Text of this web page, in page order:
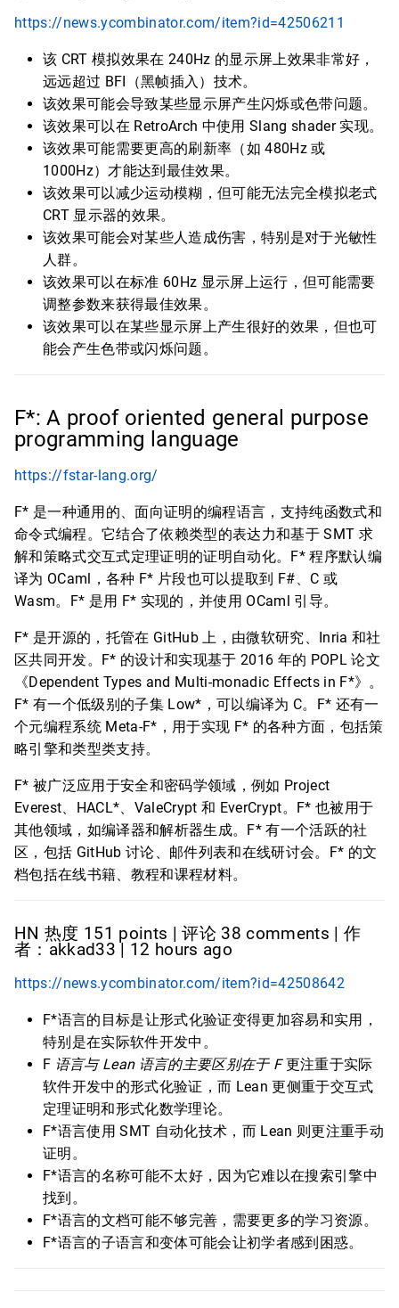
https://news.ycombinator.com/item?id=42506211
该 CRT 模拟效果在 240Hz 的显示屏上效果非常好，
远远超过 BFI（黑帧插入）技术。
该效果可能会导致某些显示屏产生闪烁或色带问题。
该效果可以在 RetroArch 中使用 Slang shader 实现。
该效果可能需要更高的刷新率（如 480Hz 或
1000Hz）才能达到最佳效果。
该效果可以减少运动模糊，但可能无法完全模拟老式
CRT 显示器的效果。
该效果可能会对某些人造成伤害，特别是对于光敏性
人群。
该效果可以在标准 60Hz 显示屏上运行，但可能需要
调整参数来获得最佳效果。
该效果可以在某些显示屏上产生很好的效果，但也可
能会产生色带或闪烁问题。
F*: A proof oriented general purpose
programming language
https://fstar-lang.org/
F* 是一种通用的、面向证明的编程语言，支持纯函数式和
命令式编程。它结合了依赖类型的表达力和基于 SMT 求
解和策略式交互式定理证明的证明自动化。F* 程序默认编
译为 OCaml，各种 F* 片段也可以提取到 F#、C 或
Wasm。F* 是用 F* 实现的，并使用 OCaml 引导。
F* 是开源的，托管在 GitHub 上，由微软研究、Inria 和社
区共同开发。F* 的设计和实现基于 2016 年的 POPL 论文
《Dependent Types and Multi-monadic Effects in F*》。
F* 有一个低级别的子集 Low*，可以编译为 C。F* 还有一
个元编程系统 Meta-F*，用于实现 F* 的各种方面，包括策
略引擎和类型类支持。
F* 被广泛应用于安全和密码学领域，例如 Project
Everest、HACL*、ValeCrypt 和 EverCrypt。F* 也被用于
其他领域，如编译器和解析器生成。F* 有一个活跃的社
区，包括 GitHub 讨论、邮件列表和在线研讨会。F* 的文
档包括在线书籍、教程和课程材料。
HN 热度 151 points | 评论 38 comments | 作
者：akkad33 | 12 hours ago
https://news.ycombinator.com/item?id=42508642
F*语言的目标是让形式化验证变得更加容易和实用，
特别是在实际软件开发中。
F 语言与 Lean 语言的主要区别在于 F更注重于实际
软件开发中的形式化验证，而 Lean 更侧重于交互式
定理证明和形式化数学理论。
F*语言使用 SMT 自动化技术，而 Lean 则更注重手动
证明。
F*语言的名称可能不太好，因为它难以在搜索引擎中
找到。
F*语言的文档可能不够完善，需要更多的学习资源。
F*语言的子语言和变体可能会让初学者感到困惑。